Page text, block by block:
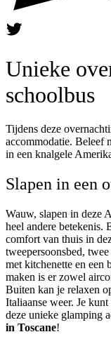
Unieke
schoolbus
Tijdens deze
accommodatie. Beleef
in een knalgele
Slapen in een
Wauw, slapen in deze
heel andere betekenis.
comfort van thuis in
tweepersoonsbed,
met kitchenette en een
maken is er zowel
Buiten kan je relaxen
Italiaanse weer. Je
deze unieke glamping
in Toscane!